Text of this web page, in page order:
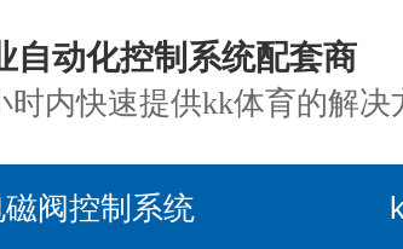
自动化控制系统配套商
时内快速提供kk体育的解决
磁阀控制系统